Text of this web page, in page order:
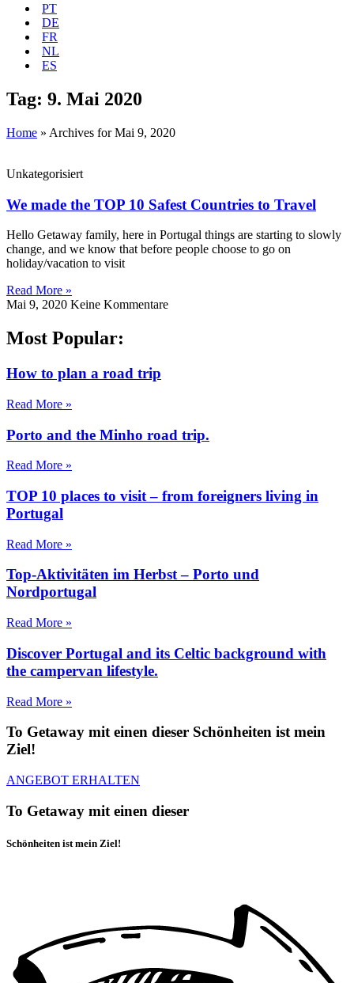
PT
DE
FR
NL
ES
Tag: 9. Mai 2020
Home » Archives for Mai 9, 2020
Unkategorisiert
We made the TOP 10 Safest Countries to Travel
Hello Getaway family, here in Portugal things are starting to slowly
change, and we know that before people choose to go on
holiday/vacation to visit
Read More »
Mai 9, 2020 Keine Kommentare
Most Popular:
How to plan a road trip
Read More »
Porto and the Minho road trip.
Read More »
TOP 10 places to visit – from foreigners living in
Portugal
Read More »
Top-Aktivitäten im Herbst – Porto und
Nordportugal
Read More »
Discover Portugal and its Celtic background with
the campervan lifestyle.
Read More »
To Getaway mit einen dieser Schönheiten ist mein
Ziel!
ANGEBOT ERHALTEN
To Getaway mit einen dieser
Schönheiten ist mein Ziel!